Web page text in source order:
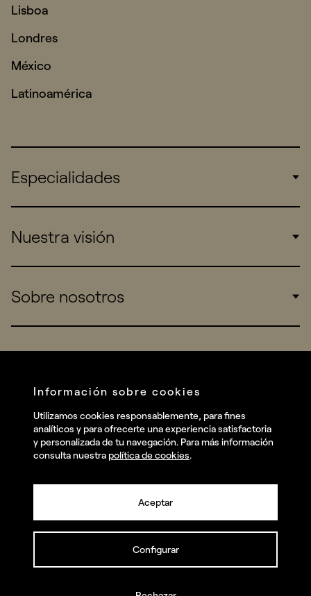
Lisboa
Londres
México
Latinoamérica
Especialidades
Consumers
Startups
Nuestra visión
Work
Sobre nosotros
Talent
Contact
Instagram
Facebook
© summa.es Todos los derechos reservados.
Información sobre cookies
Utilizamos cookies responsablemente, para fines
analíticos y para ofrecerte una experiencia satisfactoria
y personalizada de tu navegación. Para más información
consulta nuestra política de cookies.
Aceptar
Configurar